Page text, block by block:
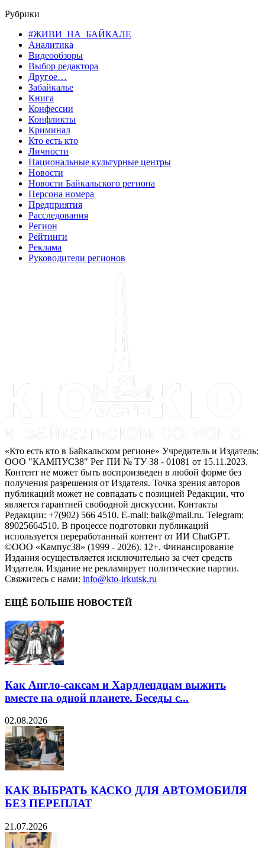
Рубрики
#ЖИВИ_НА_БАЙКАЛЕ
Аналитика
Видеообзоры
Выбор редактора
Другое…
Забайкалье
Книга
Конфессии
Конфликты
Криминал
Кто есть кто
Личности
Национальные культурные центры
Новости
Новости Байкальского региона
Персона номера
Предприятия
Расследования
Регион
Рейтинги
Реклама
Руководители регионов
«Кто есть кто в Байкальском регионе» Учредитель и Издатель:
ООО "КАМПУС38" Рег ПИ № ТУ 38 - 01081 от 15.11.2023.
Контент не может быть воспроизведен в любой форме без
получения разрешения от Издателя. Точка зрения авторов
публикаций может не совпадать с позицией Редакции, что
является гарантией свободной дискуссии. Контакты
Редакции: +7(902) 566 4510. E-mail: baik@mail.ru. Telegram:
89025664510. В процессе подготовки публикаций
используется переработанный контент от ИИ ChatGPT.
©ООО «Кампус38» (1999 - 2026). 12+. Финансирование
Издания осуществляется исключительно за счет средств
Издателя. Издание не рекламирует политические партии.
Свяжитесь с нами: info@kto-irkutsk.ru
ЕЩЁ БОЛЬШЕ НОВОСТЕЙ
Как Англо-саксам и Хардлендцам выжить
вместе на одной планете. Беседы с...
02.08.2026
КАК ВЫБРАТЬ КАСКО ДЛЯ АВТОМОБИЛЯ
БЕЗ ПЕРЕПЛАТ
21.07.2026